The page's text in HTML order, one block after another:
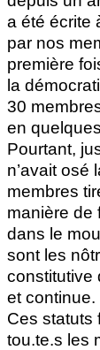
a été écrite
par nos
première
la
30
en
Pourtant,
n’avait osé
membres
manière de
dans le
sont les
constitutive
et continue.
Ces statuts
tou.te.s les